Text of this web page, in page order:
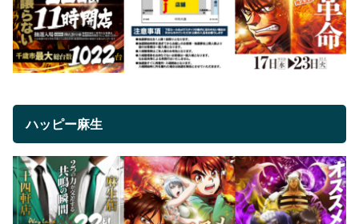
ハッピー麻生